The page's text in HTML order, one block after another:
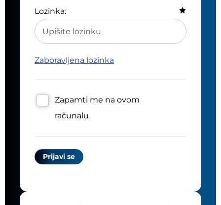
Lozinka:
Zaboravljena lozinka
Zapamti me na ovom
računalu